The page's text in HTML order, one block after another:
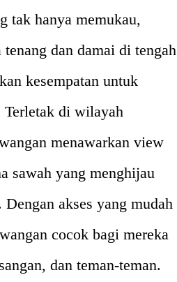
tak hanya memukau,
dan damai di tengah
kesempatan untuk
Terletak di wilayah
menawarkan view
sawah yang menghijau
akses yang mudah
cocok bagi mereka
dan teman-teman.